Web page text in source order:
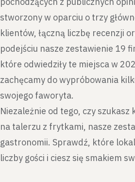
stworzony w oparciu o trzy
klientów, łączną liczbę recenzji
podejściu nasze zestawienie 19
które odwiedziły te miejsca w
zachęcamy do wypróbowania
swojego faworyta.
Niezależnie od tego, czy
na talerzu z frytkami, nasze
gastronomii. Sprawdź, które
liczby gości i ciesz się smakiem